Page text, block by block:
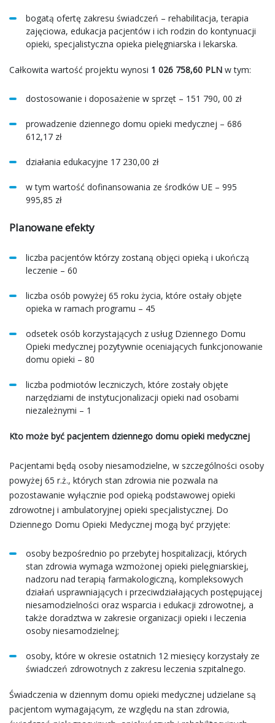
bogatą ofertę zakresu świadczeń – rehabilitacja, terapia
zajęciowa, edukacja pacjentów i ich rodzin do kontynuacji
opieki, specjalistyczna opieka pielęgniarska i lekarska.
Całkowita wartość projektu wynosi 1 026 758,60 PLN w tym:
dostosowanie i doposażenie w sprzęt – 151 790, 00 zł
prowadzenie dziennego domu opieki medycznej – 686
612,17 zł
działania edukacyjne 17 230,00 zł
w tym wartość dofinansowania ze środków UE – 995
995,85 zł
Planowane efekty
liczba pacjentów którzy zostaną objęci opieką i ukończą
leczenie – 60
liczba osób powyżej 65 roku życia, które ostały objęte
opieka w ramach programu – 45
odsetek osób korzystających z usług Dziennego Domu
Opieki medycznej pozytywnie oceniających funkcjonowanie
domu opieki – 80
liczba podmiotów leczniczych, które zostały objęte
narzędziami de instytucjonalizacji opieki nad osobami
niezależnymi – 1
Kto może być pacjentem dziennego domu opieki medycznej
Pacjentami będą osoby niesamodzielne, w szczególności osoby
powyżej 65 r.ż., których stan zdrowia nie pozwala na
pozostawanie wyłącznie pod opieką podstawowej opieki
zdrowotnej i ambulatoryjnej opieki specjalistycznej. Do
Dziennego Domu Opieki Medycznej mogą być przyjęte:
osoby bezpośrednio po przebytej hospitalizacji, których
stan zdrowia wymaga wzmożonej opieki pielęgniarskiej,
nadzoru nad terapią farmakologiczną, kompleksowych
działań usprawniających i przeciwdziałających postępującej
niesamodzielności oraz wsparcia i edukacji zdrowotnej, a
także doradztwa w zakresie organizacji opieki i leczenia
osoby niesamodzielnej;
osoby, które w okresie ostatnich 12 miesięcy korzystały ze
świadczeń zdrowotnych z zakresu leczenia szpitalnego.
Świadczenia w dziennym domu opieki medycznej udzielane są
pacjentom wymagającym, ze względu na stan zdrowia,